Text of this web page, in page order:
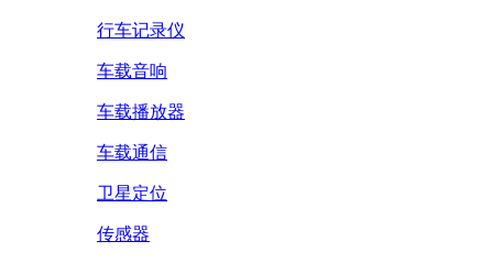
行车记录仪
车载音响
车载播放器
车载通信
卫星定位
传感器